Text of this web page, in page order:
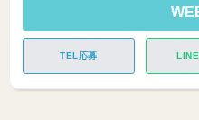
TEL応募